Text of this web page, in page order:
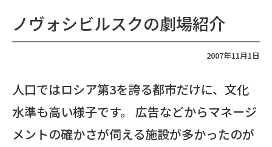
ノヴォシビルスクの劇場紹介
2007年11月1日
人口ではロシア第3を誇る都市だけに、文化
水準も高い様子です。 広告などからマネージ
メントの確かさが伺える施設が多かったのが